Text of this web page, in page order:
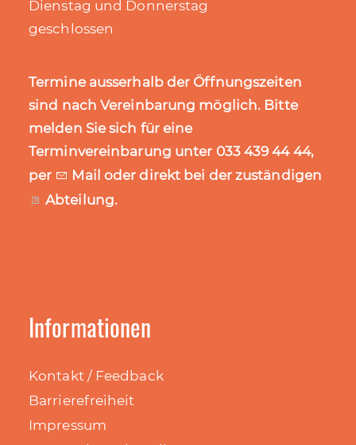
Dienstag und Donnerstag
geschlossen
Termine ausserhalb der Öffnungszeiten
sind nach Vereinbarung möglich. Bitte
melden Sie sich für eine
Terminvereinbarung unter 033 439 44 44,
per
Mail oder direkt bei der zuständigen
Abteilung.
Informationen
Kontakt / Feedback
Barrierefreiheit
Impressum